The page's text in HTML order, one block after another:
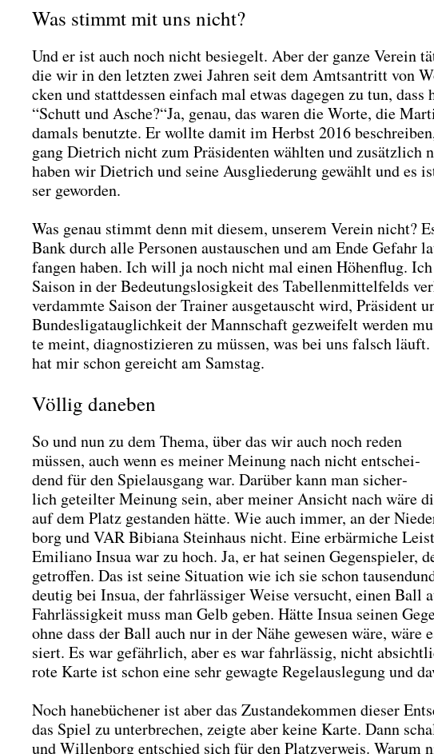
Was stimmt mit uns nicht?
Und er ist auch noch nicht besie­gelt. Aber der gan­ze Ver­ein
die wir in den letz­ten zwei Jah­ren seit dem Amts­an­tritt von
cken und statt­des­sen ein­fach mal etwas dage­gen zu tun,
“Schutt und Asche?“Ja, genau, das waren die Wor­te, die
damals benutz­te. Er woll­te damit im Herbst 2016
gang Diet­rich nicht zum Prä­si­den­ten wähl­ten und zusätz­lich
haben wir Diet­rich und sei­ne Aus­glie­de­rung gewählt und
ser gewor­den.
Was genau stimmt denn mit die­sem, unse­rem Ver­ein nicht?
Bank durch alle Per­so­nen aus­tau­schen und am Ende Gefahr
fan­gen haben. Ich will ja noch nicht mal einen Höhen­flug.
Sai­son in der Bedeu­tungs­lo­sig­keit des Tabel­len­mit­tel­felds
ver­damm­te Sai­son der Trai­ner aus­ge­tauscht wird, Prä­si­dent
Bun­des­li­ga­taug­lich­keit der Mann­schaft gezwei­felt wer­den
te meint, dia­gnos­ti­zie­ren zu müs­sen, was bei uns falsch
hat mir schon gereicht am Sams­tag.
Völlig daneben
So und nun zu dem The­ma, über das wir auch noch reden
müs­sen, auch wenn es mei­ner Mei­nung nach nicht ent­schei­
dend für den Spiel­aus­gang war. Dar­über kann man sicher­
lich geteil­ter Mei­nung sein, aber mei­ner Ansicht nach wäre
auf dem Platz gestan­den hät­te. Wie auch immer, an der
borg und VAR Bibia­na Stein­haus nicht. Eine erbär­mi­che
Emi­lia­no Insua war zu hoch. Ja, er hat sei­nen
getrof­fen. Das ist sei­ne Situa­ti­on wie ich sie schon
deu­tig bei Insua, der fahr­läs­si­ger Wei­se ver­sucht, einen Ball
Fahr­läs­sig­keit muss man Gelb geben. Hät­te Insua sei­nen
ohne dass der Ball auch nur in der Nähe gewe­sen wäre,
siert. Es war gefähr­lich, aber es war fahr­läs­sig, nicht
rote Kar­te ist schon eine sehr gewag­te Regel­aus­le­gung und
Noch hane­bü­che­ner ist aber das Zustan­de­kom­men die­ser
das Spiel zu unter­bre­chen, zeig­te aber kei­ne Kar­te. Dann
und Wil­len­borg ent­schied sich für den Platz­ver­weis. War­um